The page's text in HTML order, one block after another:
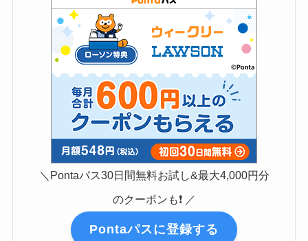
＼Pontaパス30日間無料お試し&最大4,000円分
のクーポンも❗️ ／
Pontaパスに登録する